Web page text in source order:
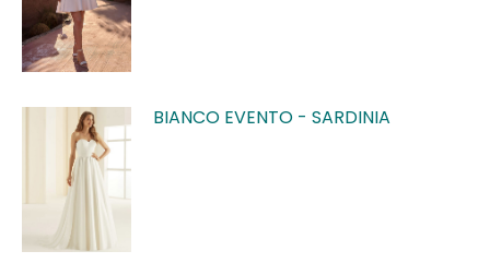
BIANCO EVENTO - SARDINIA